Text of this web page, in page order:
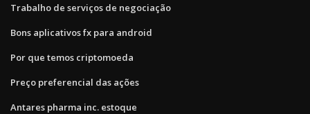
Trabalho de serviços de negociação
Bons aplicativos fx para android
Por que temos criptomoeda
Preço preferencial das ações
Antares pharma inc. estoque